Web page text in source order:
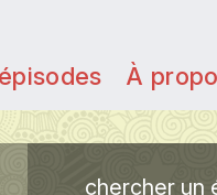
À
chercher un